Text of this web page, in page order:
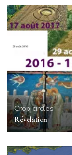
Crop circles
Révelation